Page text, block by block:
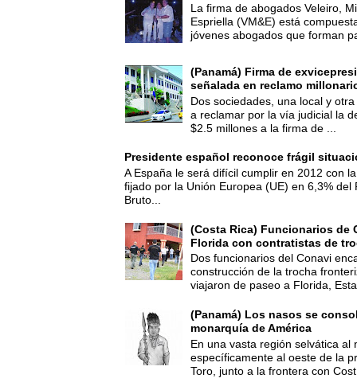
La firma de abogados Veleiro,
Espriella (VM&E) está
jóvenes abogados que forman
(Panamá) Firma de
señalada en reclamo
Dos sociedades, una local y
a reclamar por la vía judicial la
$2.5 millones a la firma de ...
Presidente español reconoce frágil
A España le será difícil cumplir en 2012 con
fijado por la Unión Europea (UE) en 6,3% del
Bruto...
(Costa Rica) Funcionarios de
Florida con contratistas de
Dos funcionarios del Conavi
construcción de la trocha
viajaron de paseo a Florida,
(Panamá) Los nasos se
monarquía de América
En una vasta región selvática al
específicamente al oeste de la
Toro, junto a la frontera con